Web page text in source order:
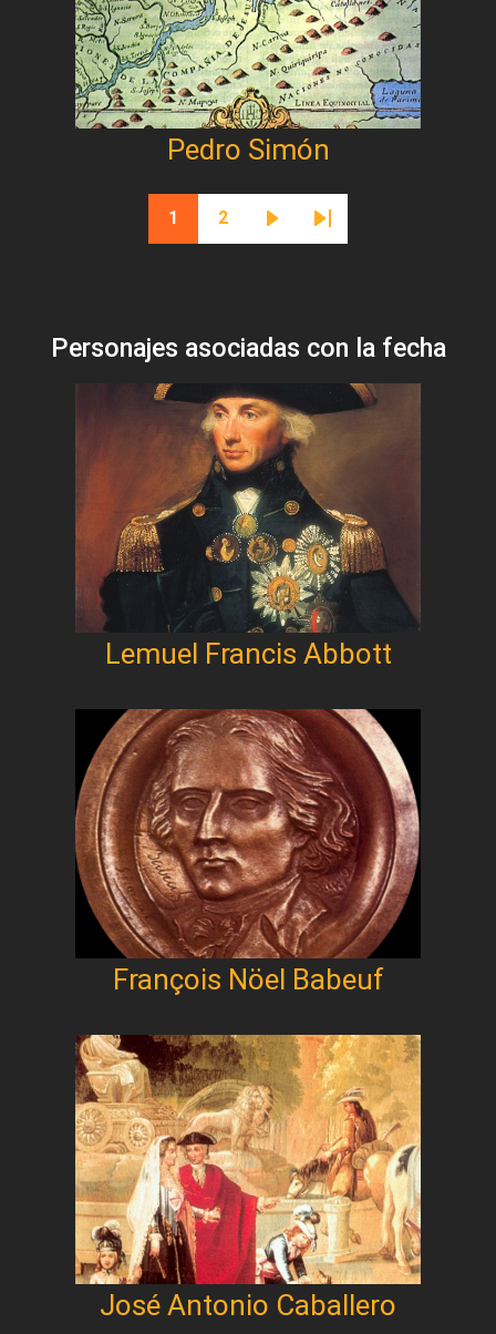
Pedro Simón
Página actual
1
Página
2
Siguiente página
Última página
Personajes asociadas con la fecha
Lemuel Francis Abbott
François Nöel Babeuf
José Antonio Caballero